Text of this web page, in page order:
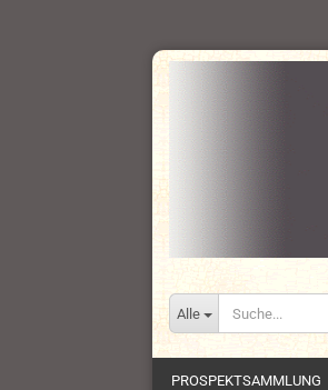
Alle
PROSPEKTSAMMLUNG